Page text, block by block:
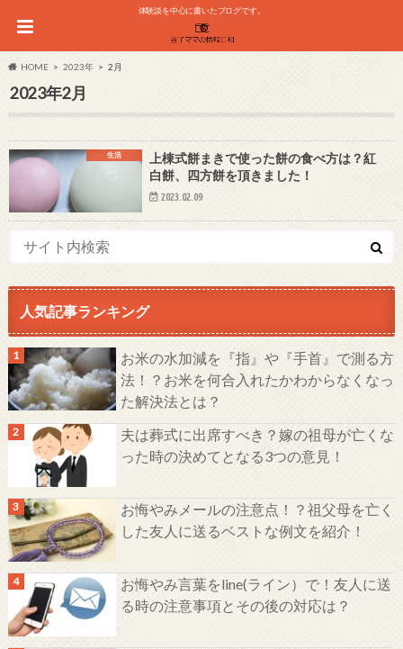
体験談を中心に書いたブログです。
HOME 2023年 2月
2023年2月
生活
上棟式餅まきで使った餅の食べ方は？紅
白餅、四方餅を頂きました！
2023.02.09
人気記事ランキング
お米の水加減を『指』や『手首』で測る方
法！？お米を何合入れたかわからなくなっ
た解決法とは？
夫は葬式に出席すべき？嫁の祖母が亡くな
った時の決めてとなる3つの意見！
お悔やみメールの注意点！？祖父母を亡く
した友人に送るベストな例文を紹介！
お悔やみ言葉をline(ライン）で！友人に送
る時の注意事項とその後の対応は？